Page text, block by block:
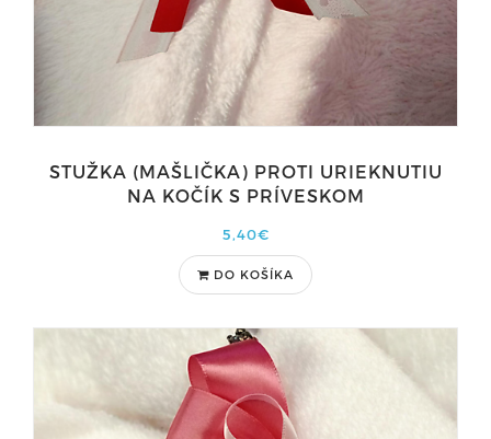
STUŽKA (MAŠLIČKA) PROTI URIEKNUTIU
NA KOČÍK S PRÍVESKOM
5,40€
DO KOŠÍKA